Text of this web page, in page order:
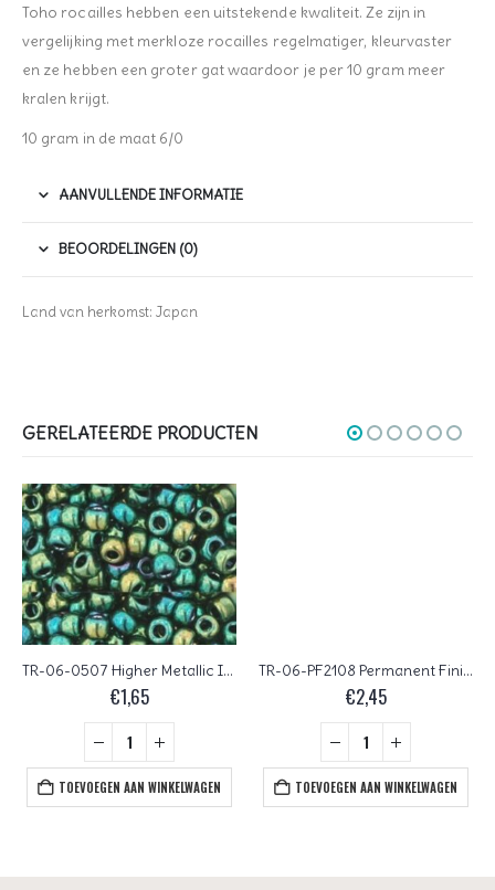
Toho rocailles hebben een uitstekende kwaliteit. Ze zijn in
vergelijking met merkloze rocailles regelmatiger, kleurvaster
en ze hebben een groter gat waardoor je per 10 gram meer
kralen krijgt.
10 gram in de maat 6/0
AANVULLENDE INFORMATIE
BEOORDELINGEN (0)
Land van herkomst: Japan
GERELATEERDE PRODUCTEN
TR-06-0507 Higher Metallic Iris Green
€1,65
TOEVOEGEN AAN WINKELWAGEN
TR-06-PF2108 Permanent Finish Silver Lined Milky Amethyst
€2,45
TOEVOEGEN AAN WINKELWAGEN